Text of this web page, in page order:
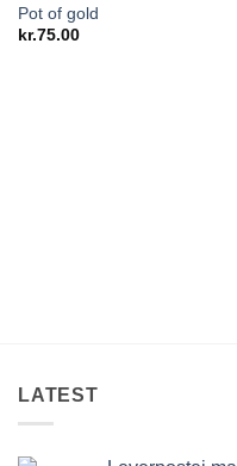
Pot of gold
kr.75.00
LATEST